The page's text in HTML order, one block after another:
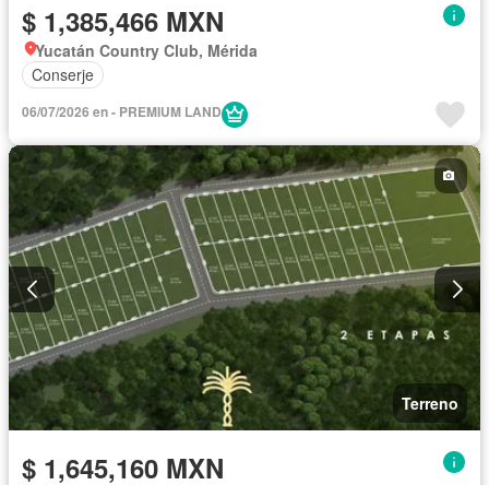
$ 1,385,466 MXN
Yucatán Country Club, Mérida
Conserje
06/07/2026 en - PREMIUM LAND
Terreno
$ 1,645,160 MXN